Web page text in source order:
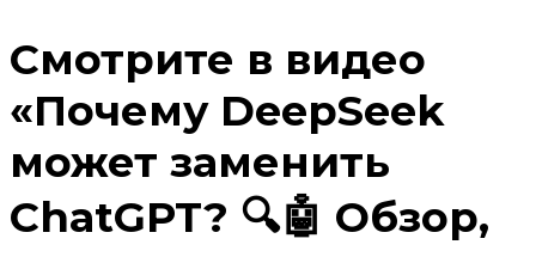
Смотрите в видео
«Почему DeepSeek
может заменить
ChatGPT? 🔍🤖 Обзор,